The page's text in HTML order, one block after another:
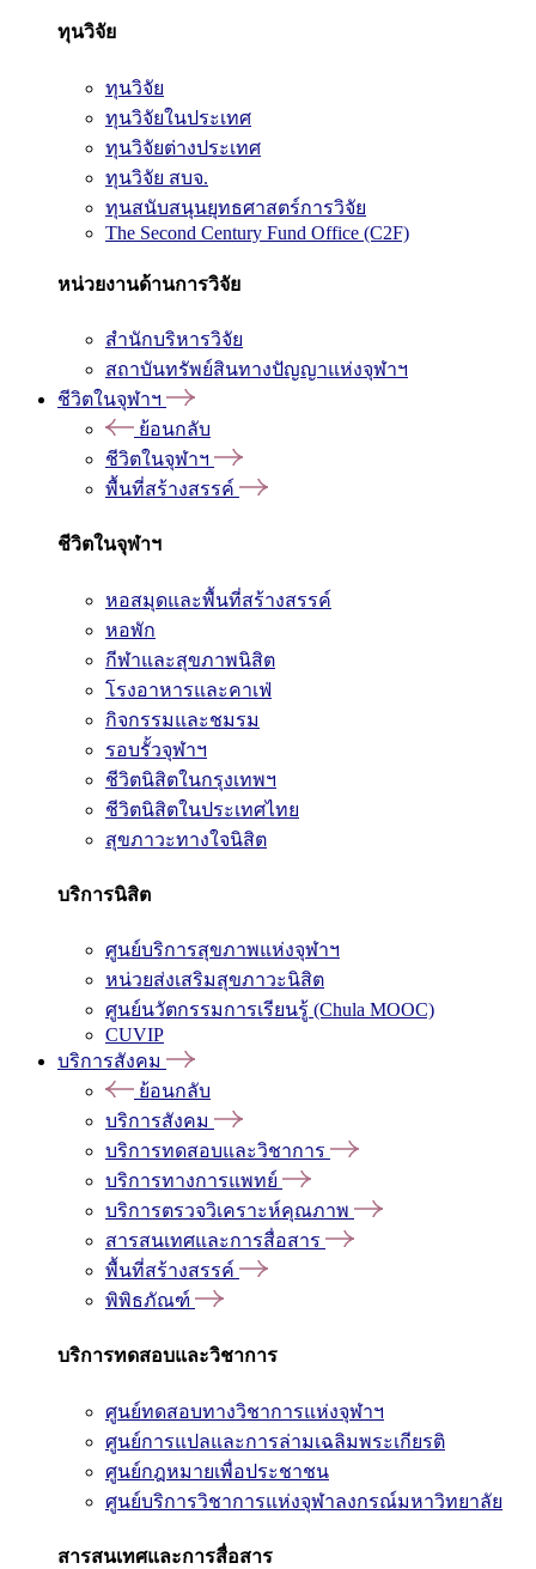
ทุนวิจัย
ทุนวิจัย
ทุนวิจัยในประเทศ
ทุนวิจัยต่างประเทศ
ทุนวิจัย สบจ.
ทุนสนับสนุนยุทธศาสตร์การวิจัย
The Second Century Fund Office (C2F)
หน่วยงานด้านการวิจัย
สำนักบริหารวิจัย
สถาบันทรัพย์สินทางปัญญาแห่งจุฬาฯ
ชีวิตในจุฬาฯ
ย้อนกลับ
ชีวิตในจุฬาฯ
พื้นที่สร้างสรรค์
ชีวิตในจุฬาฯ
หอสมุดและพื้นที่สร้างสรรค์
หอพัก
กีฬาและสุขภาพนิสิต
โรงอาหารและคาเฟ่
กิจกรรมและชมรม
รอบรั้วจุฬาฯ
ชีวิตนิสิตในกรุงเทพฯ
ชีวิตนิสิตในประเทศไทย
สุขภาวะทางใจนิสิต
บริการนิสิต
ศูนย์บริการสุขภาพแห่งจุฬาฯ
หน่วยส่งเสริมสุขภาวะนิสิต
ศูนย์นวัตกรรมการเรียนรู้ (Chula MOOC)
CUVIP
บริการสังคม
ย้อนกลับ
บริการสังคม
บริการทดสอบและวิชาการ
บริการทางการแพทย์
บริการตรวจวิเคราะห์คุณภาพ
สารสนเทศและการสื่อสาร
พื้นที่สร้างสรรค์
พิพิธภัณฑ์
บริการทดสอบและวิชาการ
ศูนย์ทดสอบทางวิชาการแห่งจุฬาฯ
ศูนย์การแปลและการล่ามเฉลิมพระเกียรติ
ศูนย์กฎหมายเพื่อประชาชน
ศูนย์บริการวิชาการแห่งจุฬาลงกรณ์มหาวิทยาลัย
สารสนเทศและการสื่อสาร